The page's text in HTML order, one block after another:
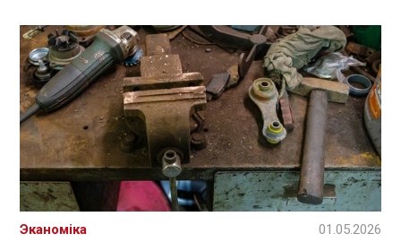
Эканоміка 01.05.2026